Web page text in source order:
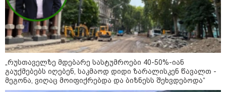
12:20 / 04-08-2026
"როცა კანონიკიდან
გამომდინარე, მართებულად
მიგვაჩნია, რომ ადამიანის
გასვენება ტაძრიდან არ მოხდეს,
ეს მგლოვიარეს ისეთი
სიყვარულითა უნდა ავუხსნათ,
რომ შფოთვა არ დაიბადოს" -
დედა სიდონია
კატეგორიის ყველა სიახლე
„რუსთაველზე მდებარე სასტუმროები 40-50%-იან
გაუქმებებს იღებენ, საკმაოდ დიდი ზარალისკენ წავალთ -
მეგონა, ვიღაც მოიფიქრებდა და ბიზნესს შეხვდებოდა“